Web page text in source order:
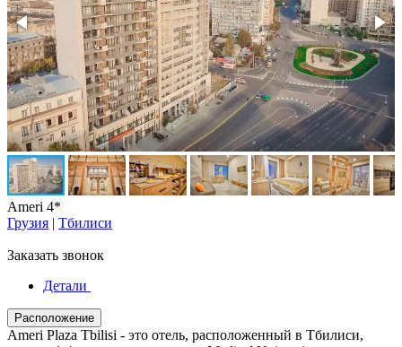
Ameri 4*
Грузия | Тбилиси
Заказать звонок
Детали
Расположение
Ameri Plaza Tbilisi - это отель, расположенный в Тбилиси,